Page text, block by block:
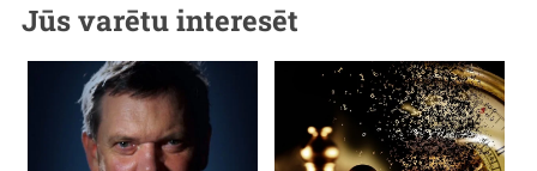
Jūs varētu interesēt